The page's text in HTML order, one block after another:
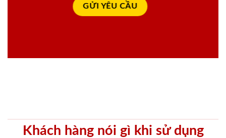
Khách hàng nói gì khi sử dụng